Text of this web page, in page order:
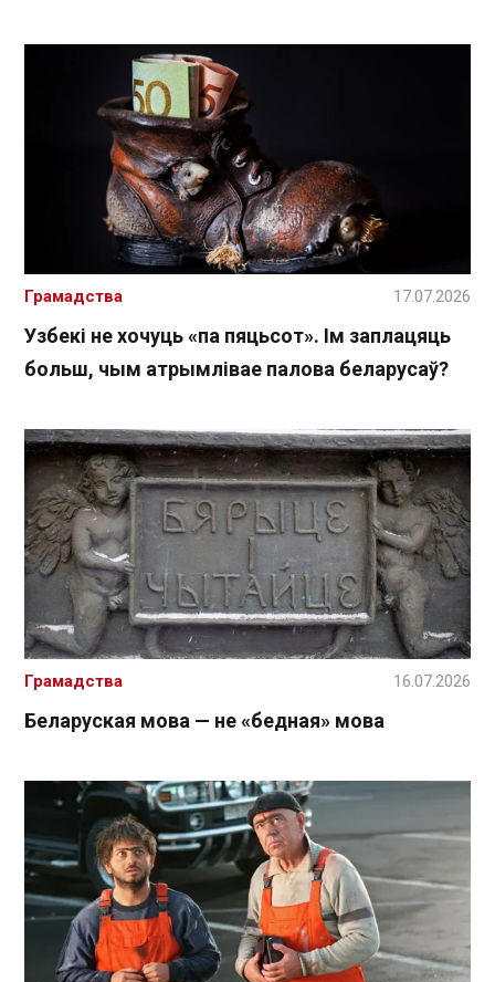
Узбекі не хочуць «па пяцьсот». Ім заплацяць
больш, чым атрымлівае палова беларусаў?
Грамадства 17.07.2026
Беларуская мова — не «бедная» мова
Грамадства 16.07.2026